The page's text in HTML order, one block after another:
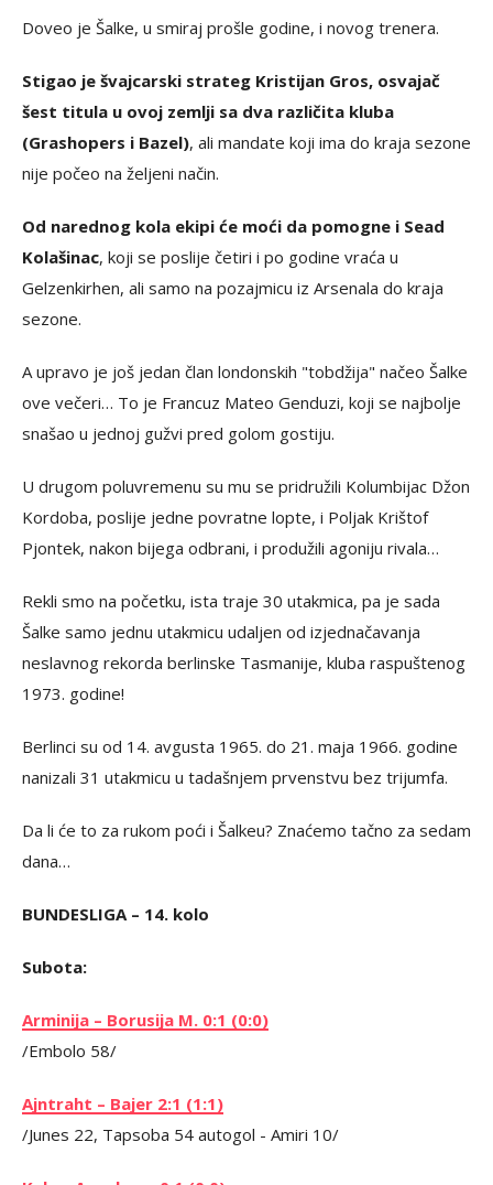
Doveo je Šalke, u smiraj prošle godine, i novog trenera.
Stigao je švajcarski strateg Kristijan Gros, osvajač
šest titula u ovoj zemlji sa dva različita kluba
(Grashopers i Bazel), ali mandate koji ima do kraja sezone
nije počeo na željeni način.
Od narednog kola ekipi će moći da pomogne i Sead
Kolašinac, koji se poslije četiri i po godine vraća u
Gelzenkirhen, ali samo na pozajmicu iz Arsenala do kraja
sezone.
A upravo je još jedan član londonskih "tobdžija" načeo Šalke
ove večeri… To je Francuz Mateo Genduzi, koji se najbolje
snašao u jednoj gužvi pred golom gostiju.
U drugom poluvremenu su mu se pridružili Kolumbijac Džon
Kordoba, poslije jedne povratne lopte, i Poljak Krištof
Pjontek, nakon bijega odbrani, i produžili agoniju rivala…
Rekli smo na početku, ista traje 30 utakmica, pa je sada
Šalke samo jednu utakmicu udaljen od izjednačavanja
neslavnog rekorda berlinske Tasmanije, kluba raspuštenog
1973. godine!
Berlinci su od 14. avgusta 1965. do 21. maja 1966. godine
nanizali 31 utakmicu u tadašnjem prvenstvu bez trijumfa.
Da li će to za rukom poći i Šalkeu? Znaćemo tačno za sedam
dana…
BUNDESLIGA – 14. kolo
Subota:
Arminija – Borusija M. 0:1 (0:0)
/Embolo 58/
Ajntraht – Bajer 2:1 (1:1)
/Junes 22, Tapsoba 54 autogol - Amiri 10/